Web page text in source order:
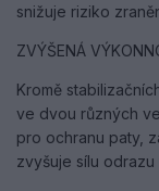
snižuje riziko
ZVÝŠENÁ
Kromě
ve dvou různých
pro ochranu paty,
zvyšuje sílu